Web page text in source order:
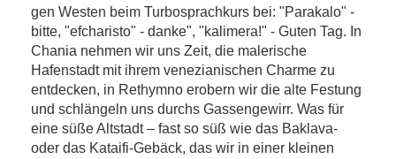
gen Westen beim Turbosprachkurs bei: "Parakalo" -
bitte, "efcharisto" - danke", "kalimera!" - Guten Tag. In
Chania nehmen wir uns Zeit, die malerische
Hafenstadt mit ihrem venezianischen Charme zu
entdecken, in Rethymno erobern wir die alte Festung
und schlängeln uns durchs Gassengewirr. Was für
eine süße Altstadt – fast so süß wie das Baklava-
oder das Kataifi-Gebäck, das wir in einer kleinen